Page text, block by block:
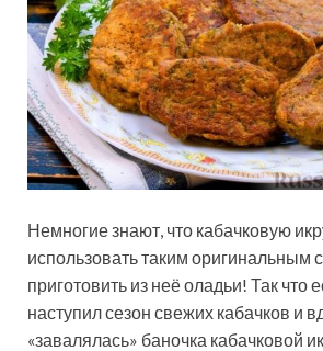
Немногие знают, что кабачковую
использовать таким оригинальным
приготовить из неё оладьи! Так что
наступил сезон свежих кабачков и
«завалялась» баночка кабачковой